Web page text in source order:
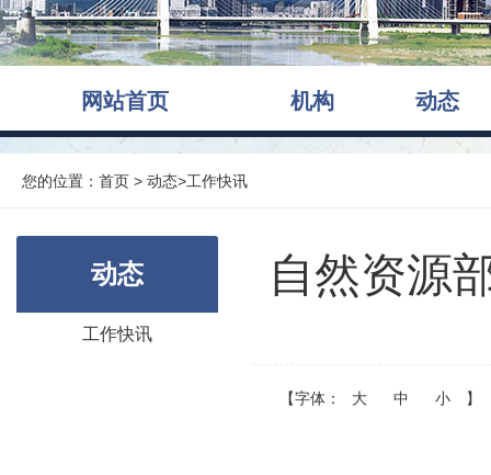
网站首页 机构 动态
您的位置： 首页 > 动态>工作快讯
动态
工作快讯
自然资源
【字体： 大 中 小 】